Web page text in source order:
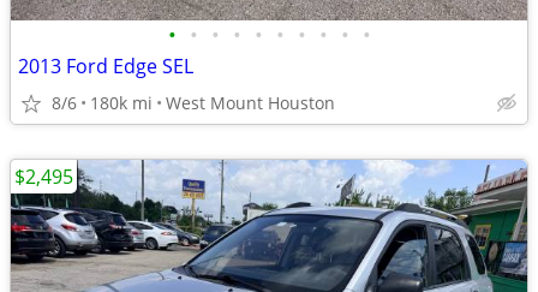
• • • • • • • • • •
2013 Ford Edge SEL
8/6 180k mi West Mount Houston
$2,495